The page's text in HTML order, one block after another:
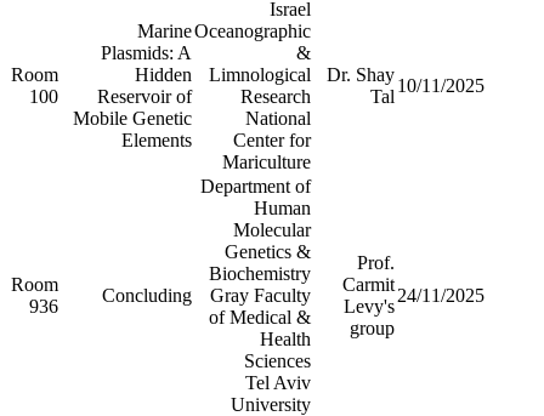
10/11/2025
Dr. Shay
Tal
Israel
Oceanographic
&
Limnological
Research
National
Center for
Mariculture
Marine
Plasmids: A
Hidden
Reservoir of
Mobile Genetic
Elements
Room
100
24/11/2025
Prof.
Carmit
Levy's
group
Department of
Human
Molecular
Genetics &
Biochemistry
Gray Faculty
of Medical &
Health
Sciences
Tel Aviv
University
Concluding
Room
936